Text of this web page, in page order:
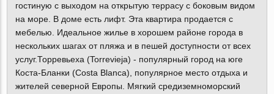
гостиную с выходом на открытую террасу с боковым видом
на море. В доме есть лифт. Эта квартира продается с
мебелью. Идеальное жилье в хорошем районе города в
нескольких шагах от пляжа и в пешей доступности от всех
услуг.Торревьеха (Torrevieja) - популярный город на юге
Коста-Бланки (Costa Blanca), популярное место отдыха и
жителей северной Европы. Мягкий средиземноморский